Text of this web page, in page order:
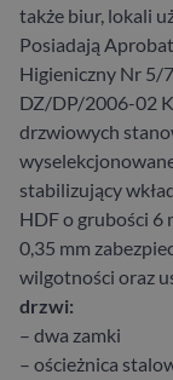
także biur, lokali
Posiadają
Higieniczny Nr 5/
DZ/DP/2006-02
drzwiowych
stabilizujący
HDF o grubości 6
0,35 mm
wilgotności oraz
drzwi:
– dwa zamki
– ościeżnica